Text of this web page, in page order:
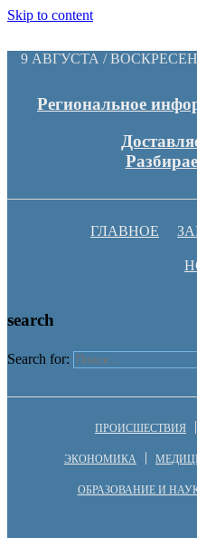
Skip to content
9 АВГУСТА /
Региональное
ГЛАВНОЕ
search
Search for:
ПРОИСШЕСТВИЯ
ЭКОНОМИКА
ОБРАЗОВАНИЕ И